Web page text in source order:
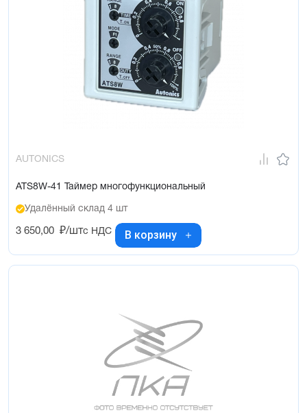
AUTONICS
ATS8W-41 Таймер многофункциональный
Удалённый склад 4 шт
3 650,00 ₽/штс НДС В корзину